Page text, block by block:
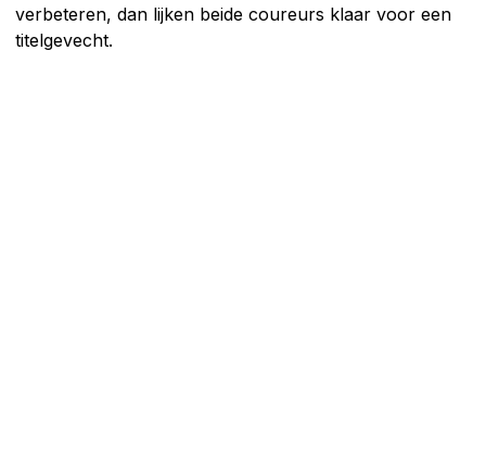
verbeteren, dan lijken beide coureurs klaar voor een
titelgevecht.